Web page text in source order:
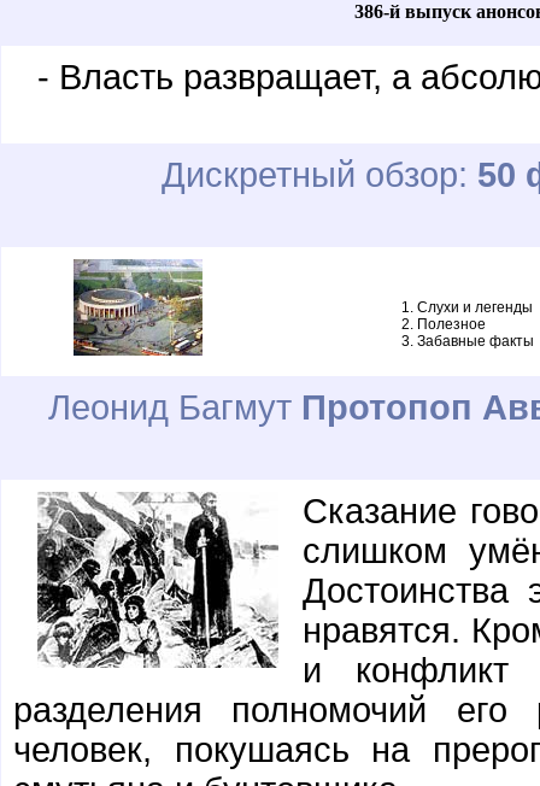
386-й выпуск
- Власть развращает, а
Дискретный обзор: 50
Слухи и легенды
Полезное
Забавные факты
Леонид Багмут Протопоп
Сказание
слишком
нравятся.
и конфликт
разделения полномочий
человек, покушаясь на